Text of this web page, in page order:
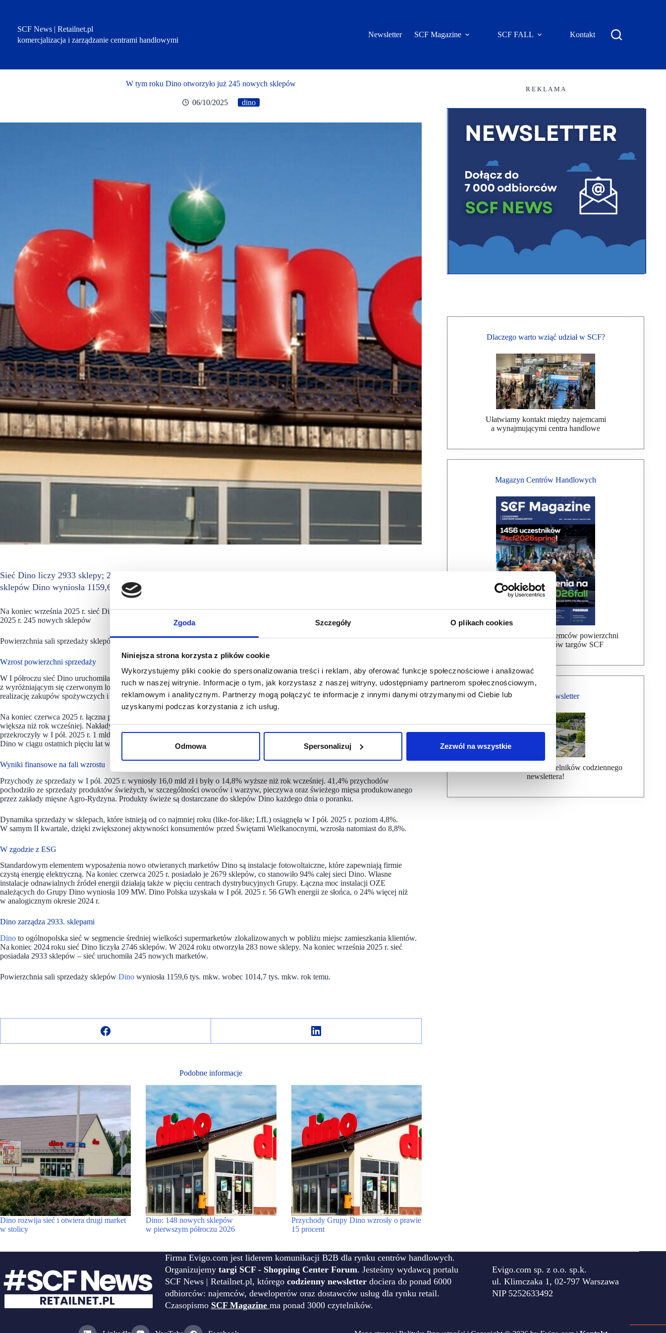
Zgoda Szczegóły O plikach cookies
Niniejsza strona korzysta z plików cookie
Wykorzystujemy pliki cookie do spersonalizowania treści i reklam, aby oferować funkcje społecznościowe i analizować
ruch w naszej witrynie. Informacje o tym, jak korzystasz z naszej witryny, udostępniamy partnerom społecznościowym,
reklamowym i analitycznym. Partnerzy mogą połączyć te informacje z innymi danymi otrzymanymi od Ciebie lub
uzyskanymi podczas korzystania z ich usług.
Odmowa Spersonalizuj Zezwól na wszystkie
SCF News | Retailnet.pl
komercjalizacja i zarządzanie centrami handlowymi
Newsletter SCF Magazine SCF FALL Kontakt
W tym roku Dino otworzyło już 245 nowych sklepów
06/10/2025 dino
Sieć Dino liczy 2933 sklepy; 245 nowych sklepów otwartych od początku 2025 r. Powierzchnia sali sprzedaży
sklepów Dino wyniosła 1159,6 tys. mkw. wobec 1014,7 tys. mkw. rok temu.
Na koniec września 2025 r. sieć Dino liczyła 2933 sklepy, wobec 2572 rok wcześniej. Otworzyła od stycznia do końca września
2025 r. 245 nowych sklepów
Powierzchnia sali sprzedaży sklepów Dino wyniosła 1159,6 tys. mkw. wobec 1014,7 tys. mkw. rok temu.
Wzrost powierzchni sprzedaży
W I półroczu sieć Dino uruchomiła 147 nowych marketów. Na koniec czerwca 2025 r. w Polsce funkcjonowało 2835 sklepów
z wyróżniającym się czerwonym logiem Dino, które dzięki jednolitemu formatowi i dogodnym lokalizacjom ułatwiają konsumentom
realizację zakupów spożywczych i produktów podstawowej potrzeby.
Na koniec czerwca 2025 r. łączna powierzchnia sali sprzedaży sklepów Dino wyniosła 1,1 mln metrów kwadratowych i była o 13,5%
większa niż rok wcześniej. Nakłady inwestycyjne Dino Polska, głównie związane z rozwojem sieci i zaplecza logistycznego,
przekroczyły w I pół. 2025 r. 1 mld zł i były o 41% wyższe niż przed rokiem. Skumulowana wartość nakładów inwestycyjnych Grupy
Dino w ciągu ostatnich pięciu lat wyniosła blisko 7,2 mld zł.
Wyniki finansowe na fali wzrostu
Przychody ze sprzedaży w I pół. 2025 r. wyniosły 16,0 mld zł i były o 14,8% wyższe niż rok wcześniej. 41,4% przychodów
pochodziło ze sprzedaży produktów świeżych, w szczególności owoców i warzyw, pieczywa oraz świeżego mięsa produkowanego
przez zakłady mięsne Agro-Rydzyna. Produkty świeże są dostarczane do sklepów Dino każdego dnia o poranku.
Dynamika sprzedaży w sklepach, które istnieją od co najmniej roku (like-for-like; LfL) osiągnęła w I pół. 2025 r. poziom 4,8%.
W samym II kwartale, dzięki zwiększonej aktywności konsumentów przed Świętami Wielkanocnymi, wzrosła natomiast do 8,8%.
W zgodzie z ESG
Standardowym elementem wyposażenia nowo otwieranych marketów Dino są instalacje fotowoltaiczne, które zapewniają firmie
czystą energię elektryczną. Na koniec czerwca 2025 r. posiadało je 2679 sklepów, co stanowiło 94% całej sieci Dino. Własne
instalacje odnawialnych źródeł energii działają także w pięciu centrach dystrybucyjnych Grupy. Łączna moc instalacji OZE
należących do Grupy Dino wyniosła 109 MW. Dino Polska uzyskała w I pół. 2025 r. 56 GWh energii ze słońca, o 24% więcej niż
w analogicznym okresie 2024 r.
Dino zarządza 2933. sklepami
Dino to ogólnopolska sieć w segmencie średniej wielkości supermarketów zlokalizowanych w pobliżu miejsc zamieszkania klientów.
Na koniec 2024 roku sieć Dino liczyła 2746 sklepów. W 2024 roku otworzyła 283 nowe sklepy. Na koniec września 2025 r. sieć
posiadała 2933 sklepów – sieć uruchomiła 245 nowych marketów.
Powierzchnia sali sprzedaży sklepów Dino wyniosła 1159,6 tys. mkw. wobec 1014,7 tys. mkw. rok temu.
Podobne informacje
Dino rozwija sieć i otwiera drugi market
w stolicy
Dino: 148 nowych sklepów
w pierwszym półroczu 2026
Przychody Grupy Dino wzrosły o prawie
15 procent
R E K L A M A
Dlaczego warto wziąć udział w SCF?
Ułatwiamy kontakt między najemcami
a wynajmującymi centra handlowe
Magazyn Centrów Handlowych
Bezpłatna wysyłka dla najemców powierzchni
handlowej, uczestników targów SCF
Bezpłatny Newsletter
Dołącz do ponad 7000 czytelników codziennego
newslettera!
Firma Evigo.com jest liderem komunikacji B2B dla rynku centrów handlowych.
Organizujemy targi SCF - Shopping Center Forum. Jesteśmy wydawcą portalu
SCF News | Retailnet.pl, którego codzienny newsletter dociera do ponad 6000
odbiorców: najemców, deweloperów oraz dostawców usług dla rynku retail.
Czasopismo SCF Magazine ma ponad 3000 czytelników.
Evigo.com sp. z o.o. sp.k.
ul. Klimczaka 1, 02-797 Warszawa
NIP 5252633492